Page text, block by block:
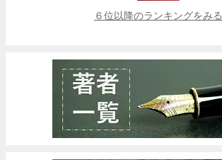
６位以降のランキングをみる